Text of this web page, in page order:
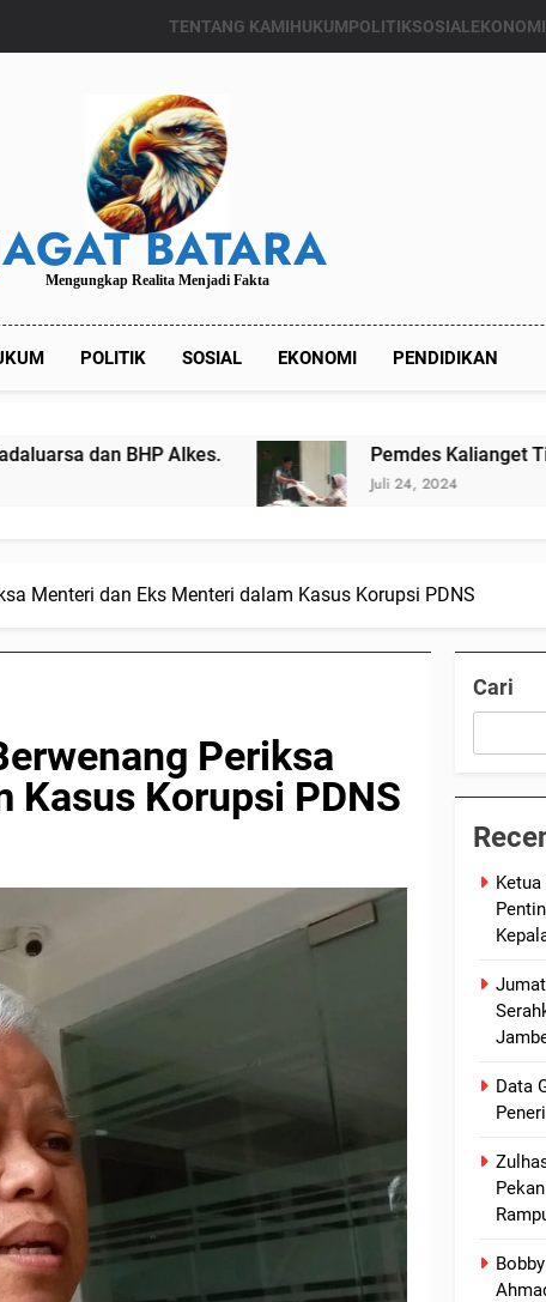
TENTANG KAMIHUKUMPOLITIKSOSIALEKONOMI
BATARA
Mengungkap Realita Menjadi Fakta
POLITIK SOSIAL EKONOMI PENDIDIKAN
Alkes. Pemdes Kalianget Timur
Juli 24, 2024
Menteri dan Eks Menteri dalam Kasus Korupsi PDNS
Periksa
Kasus Korupsi PDNS
Cari
Data